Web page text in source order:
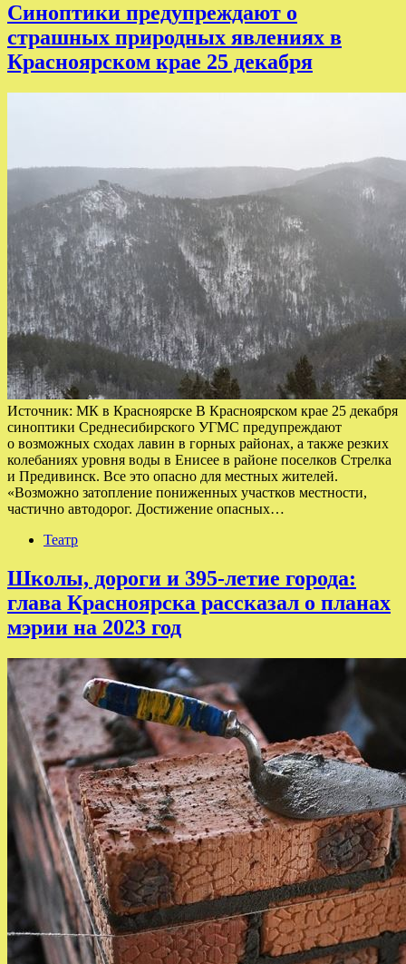
Синоптики предупреждают о
страшных природных явлениях в
Красноярском крае 25 декабря
Источник: МК в Красноярске В Красноярском крае 25 декабря
синоптики Среднесибирского УГМС предупреждают
о возможных сходах лавин в горных районах, а также резких
колебаниях уровня воды в Енисее в районе поселков Стрелка
и Предивинск. Все это опасно для местных жителей.
«Возможно затопление пониженных участков местности,
частично автодорог. Достижение опасных…
Театр
Школы, дороги и 395-летие города:
глава Красноярска рассказал о планах
мэрии на 2023 год